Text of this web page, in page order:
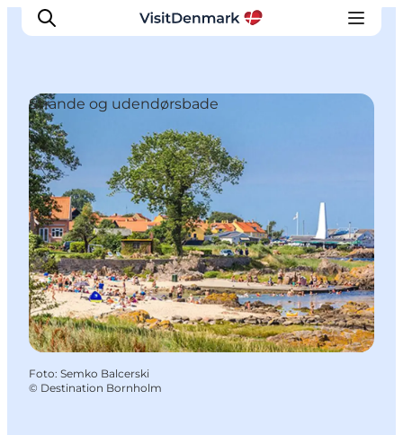
Inspiration
Destinationer
Oplevelser
Overnatning
Planlæg ferien
Strande og udendørsbade
Foto: Semko Balcerski
© Destination Bornholm